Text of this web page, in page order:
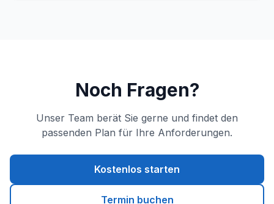
Noch Fragen?
Unser Team berät Sie gerne und findet den
passenden Plan für Ihre Anforderungen.
Kostenlos starten
Termin buchen